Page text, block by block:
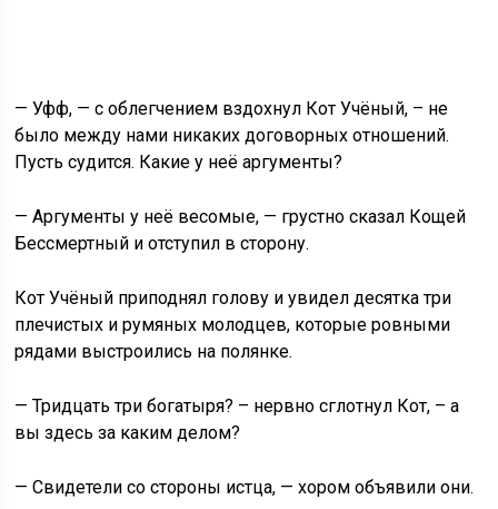
— Уфф, — с облегчением вздохнул Кот Учёный, – не
было между нами никаких договорных отношений.
Пусть судится. Какие у неё аргументы?
— Аргументы у неё весомые, — грустно сказал Кощей
Бессмертный и отступил в сторону.
Кот Учёный приподнял голову и увидел десятка три
плечистых и румяных молодцев, которые ровными
рядами выстроились на полянке.
— Тридцать три богатыря? – нервно сглотнул Кот, – а
вы здесь за каким делом?
— Свидетели со стороны истца, — хором объявили они.